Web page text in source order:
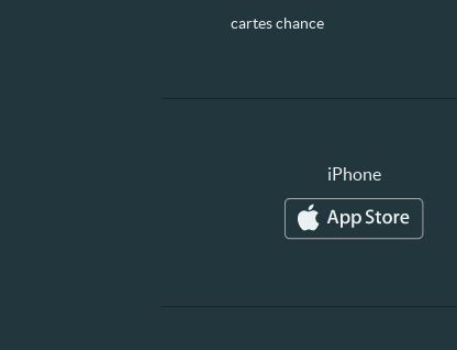
cartes chance
iPhone